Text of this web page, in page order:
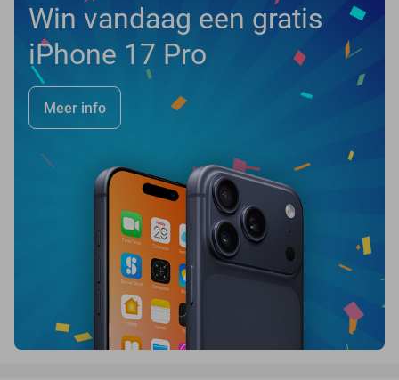
Win vandaag een gratis
iPhone 17 Pro
Meer info